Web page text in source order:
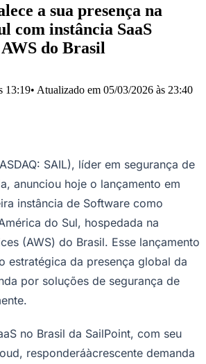
Aldeia de Barueri AlphavilleBairro
Boa
Centro Chácaras Marco
Audir
Jardim dos CamargosJardim
Jardim IracemaJardim ItaquitiJardim
Parque Santa Luzia
Pirapora
Santana de
Vale do Sol Vila BarrosVila Boa VistaVila
Novo Vila Márcia
Vila Nossa Sra. da
Novo
a sua presença na
com instância SaaS
do Brasil
13:19• Atualizado em 05/03/2026 às 23:40
SAIL), líder em segurança de
anunciou hoje o lançamento em
instância de Software como
do Sul, hospedada na
(AWS) do Brasil. Esse lançamento
estratégica da presença global da
por soluções de segurança de
no Brasil da SailPoint, com seu
responderáàcrescente demanda